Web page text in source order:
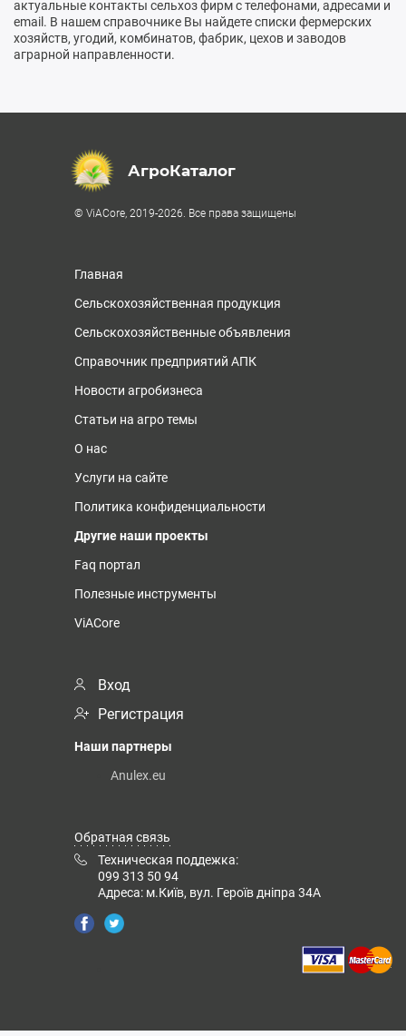
актуальные контакты сельхоз фирм с телефонами, адресами и
email. В нашем справочнике Вы найдете списки фермерских
хозяйств, угодий, комбинатов, фабрик, цехов и заводов
аграрной направленности.
АгроКаталог
© ViACore, 2019-2026. Все права защищены
Главная
Сельскохозяйственная продукция
Сельскохозяйственные объявления
Справочник предприятий АПК
Новости агробизнеса
Статьи на агро темы
О нас
Услуги на сайте
Политика конфиденциальности
Другие наши проекты
Faq портал
Полезные инструменты
ViACore
Вход
Регистрация
Наши партнеры
Anulex.eu
Обратная связь
Техническая поддежка:
099 313 50 94
Адреса: м.Київ, вул. Героїв дніпра 34А